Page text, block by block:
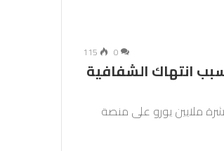
0
115
على أوبر بسبب انتهاك الشفافية
ملايين يورو على منصة